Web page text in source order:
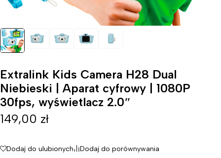
Extralink Kids Camera H28 Dual
Niebieski | Aparat cyfrowy | 1080P
30fps, wyświetlacz 2.0″
149,00 zł
Dodaj do ulubionych Dodaj do porównywania